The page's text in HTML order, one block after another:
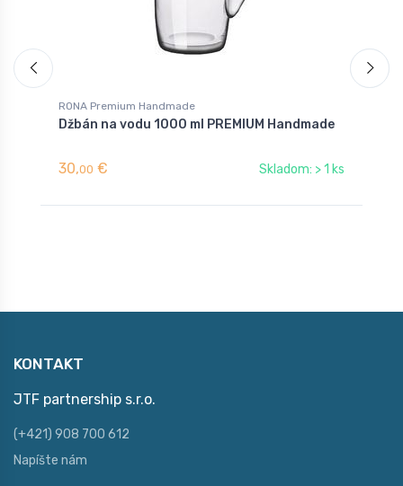
RONA Premium Handmade
Džbán na vodu 1000 ml PREMIUM Handmade
30,00 € Skladom: > 1 ks
KONTAKT
JTF partnership s.r.o.
(+421) 908 700 612
Napíšte nám